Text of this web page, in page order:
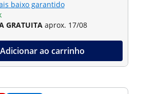
baixo garantido
GRATUITA aprox. 17/08
Adicionar ao carrinho